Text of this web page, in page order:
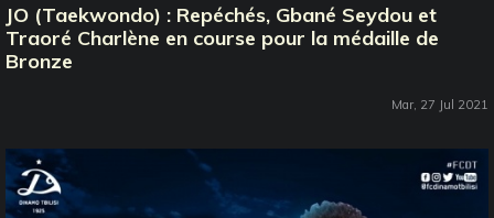
JO (Taekwondo) : Repéchés, Gbané Seydou et
Traoré Charlène en course pour la médaille de
Bronze
Mar, 27 Jul 2021